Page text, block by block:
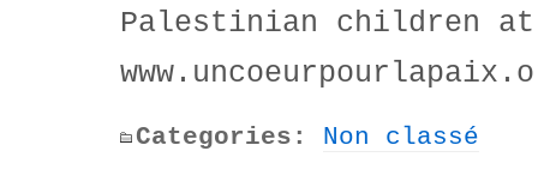
Palestinian children at
Categories: Non classé